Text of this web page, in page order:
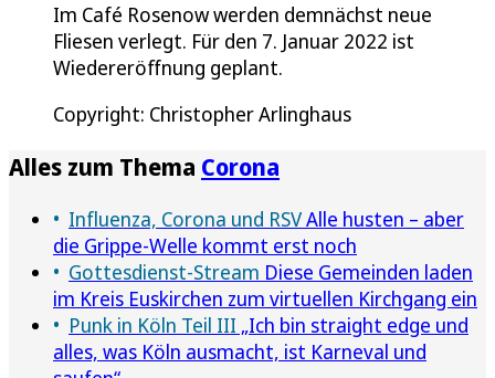
Im Café Rosenow werden demnächst neue
Fliesen verlegt. Für den 7. Januar 2022 ist
Wiedereröffnung geplant.
Copyright: Christopher Arlinghaus
Alles zum Thema Corona
Influenza, Corona und RSVAlle husten – aber
die Grippe-Welle kommt erst noch
Gottesdienst-Stream Diese Gemeinden laden
im Kreis Euskirchen zum virtuellen Kirchgang ein
Punk in Köln Teil III „Ich bin straight edge und
alles, was Köln ausmacht, ist Karneval und